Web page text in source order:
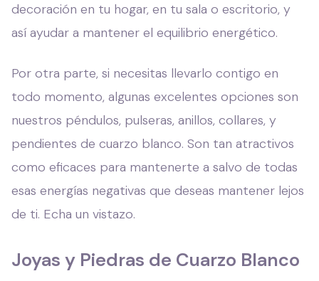
decoración en tu hogar, en tu sala o escritorio, y
así ayudar a mantener el equilibrio energético.
Por otra parte, si necesitas llevarlo contigo en
todo momento, algunas excelentes opciones son
nuestros péndulos, pulseras, anillos, collares, y
pendientes de cuarzo blanco. Son tan atractivos
como eficaces para mantenerte a salvo de todas
esas energías negativas que deseas mantener lejos
de ti. Echa un vistazo.
Joyas y Piedras de Cuarzo Blanco